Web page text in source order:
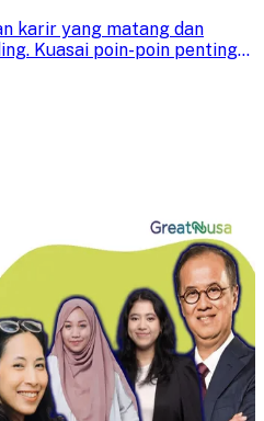
karir yang matang dan
Kuasai poin-poin penting